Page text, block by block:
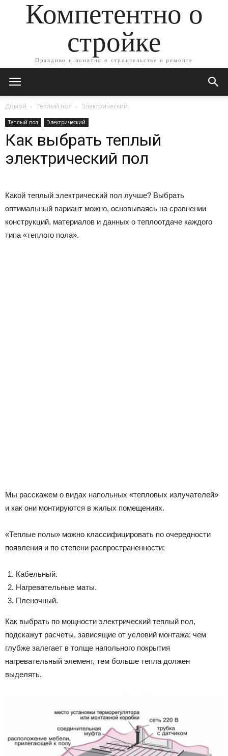
Компетентно о
стройке
Правдиво и понятно о строительстве и ремонте
Домой Теплый пол Электрический
Теплый пол Электрический
Как выбрать теплый
электрический пол
Какой теплый электрический пол лучше? Выбрать
оптимальный вариант можно, основываясь на сравнении
конструкций, материалов и данных о теплоотдаче каждого
типа «теплого пола».
Мы расскажем о видах напольных «тепловых излучателей»
и как они монтируются в жилых помещениях.
«Теплые полы» можно классифицировать по очередности
появления и по степени распространенности:
Кабельный.
Нагревательные маты.
Пленочный.
Как выбрать по мощности электрический теплый пол,
подскажут расчеты, зависящие от условий монтажа: чем
глубже залегает в толще напольного покрытия
нагревательный элемент, тем больше тепла должен
выделять.